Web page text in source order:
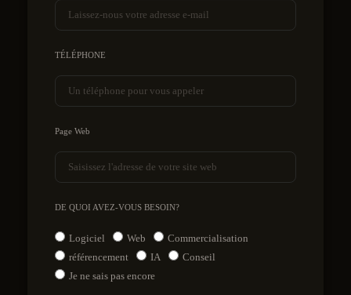
TÉLÉPHONE
Page Web
DE QUOI AVEZ-VOUS BESOIN?
Logiciel Web
Commercialisation
référencement
IA
Conseil
Je ne sais pas encore